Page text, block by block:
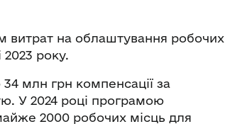
витрат на облаштування робочих
року.
млн грн компенсації за
У 2024 році програмою
2000 робочих місць для